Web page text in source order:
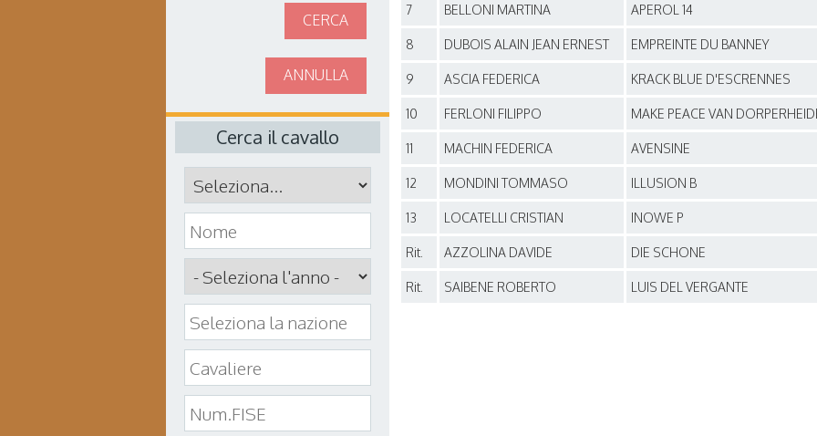
CERCA
ANNULLA
Cerca il cavallo
7 BELLONI MARTINA APEROL 14
8 DUBOIS ALAIN JEAN ERNEST EMPREINTE DU BANNEY
9 ASCIA FEDERICA KRACK BLUE D'ESCRENNES
10 FERLONI FILIPPO MAKE PEACE VAN
11 MACHIN FEDERICA AVENSINE
12 MONDINI TOMMASO ILLUSION B
13 LOCATELLI CRISTIAN INOWE P
Rit. AZZOLINA DAVIDE DIE SCHONE
Rit. SAIBENE ROBERTO LUIS DEL VERGANTE